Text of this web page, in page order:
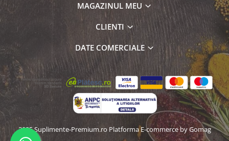
MAGAZINUL MEU
CLIENTI
DATE COMERCIALE
2025 Suplimente-Premium.ro Platforma E-commerce by Gomag